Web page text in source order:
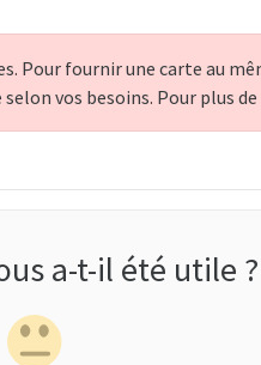
Pour fournir une carte au
vos besoins. Pour plus
a-t-il été utile ?